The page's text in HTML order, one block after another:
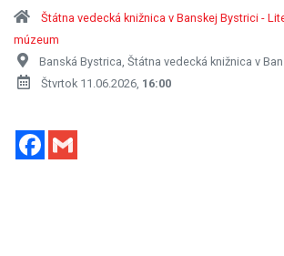
Štátna vedecká knižnica v Banskej Bystrici -
múzeum
Banská Bystrica, Štátna vedecká knižnica v
Štvrtok 11.06.2026, 16:00
Facebook